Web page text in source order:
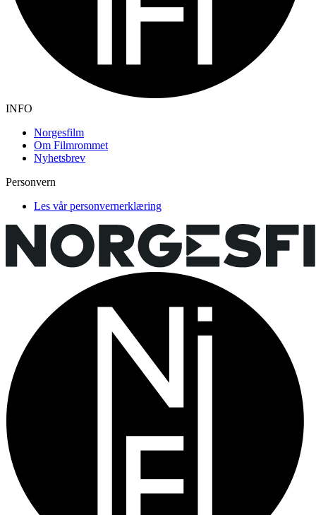
INFO
Norgesfilm
Om Filmrommet
Nyhetsbrev
Personvern
Les vår personvernerklæring